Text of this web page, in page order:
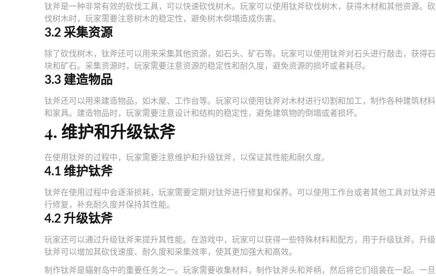
钛斧是一种非常有效的砍伐工具，可以快速砍伐树木。玩家可以使用钛斧砍伐树木，获得木材和其他资源。砍
伐树木时，玩家需要注意树木的稳定性，避免树木倒塌造成伤害。
3.2 采集资源
除了砍伐树木，钛斧还可以用来采集其他资源，如石头、矿石等。玩家可以使用钛斧对石头进行敲击，获得石
块和矿石。采集资源时，玩家需要注意资源的稳定性和耐久度，避免资源的损坏或者耗尽。
3.3 建造物品
钛斧还可以用来建造物品，如木屋、工作台等。玩家可以使用钛斧对木材进行切割和加工，制作各种建筑材料
和家具。建造物品时，玩家需要注意设计和结构的稳定性，避免建筑物的倒塌或者损坏。
4. 维护和升级钛斧
在使用钛斧的过程中，玩家需要注意维护和升级钛斧，以保证其性能和耐久度。
4.1 维护钛斧
钛斧在使用过程中会逐渐损耗，玩家需要定期对钛斧进行修复和保养。可以使用工作台或者其他工具对钛斧进
行修复，补充耐久度并保持其性能。
4.2 升级钛斧
玩家还可以通过升级钛斧来提升其性能。在游戏中，玩家可以获得一些特殊材料和配方，用于升级钛斧。升级
钛斧可以增加其砍伐速度、耐久度和采集效率，使其更加强大和高效。
制作钛斧是辐射岛中的重要任务之一。玩家需要收集材料，制作钛斧头和斧柄，然后将它们组装在一起。一旦